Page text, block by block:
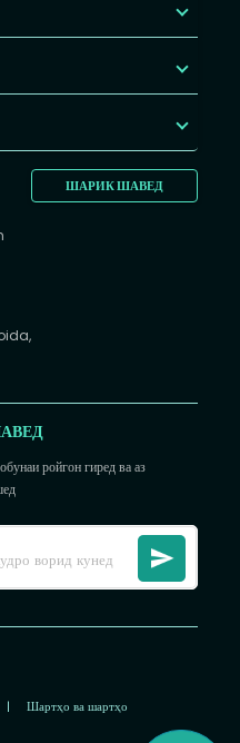
ШАРИК ШАВЕД
ройгон гиред ва аз
| Шартҳо ва шартҳо